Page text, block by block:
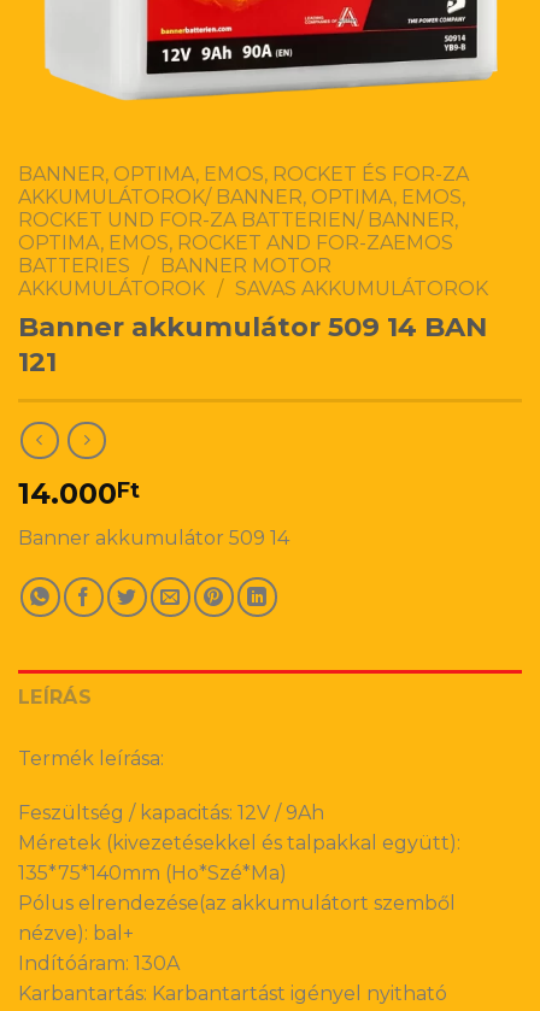
BANNER, OPTIMA, EMOS, ROCKET ÉS FOR-ZA
AKKUMULÁTOROK/ BANNER, OPTIMA, EMOS,
ROCKET UND FOR-ZA BATTERIEN/ BANNER,
OPTIMA, EMOS, ROCKET AND FOR-ZAEMOS
BATTERIES /
BANNER MOTOR
AKKUMULÁTOROK / SAVAS AKKUMULÁTOROK
Banner akkumulátor 509 14 BAN
121
14.000Ft
Banner akkumulátor 509 14
LEÍRÁS
Termék leírása:
Feszültség / kapacitás: 12V / 9Ah
Méretek (kivezetésekkel és talpakkal együtt):
135*75*140mm (Ho*Szé*Ma)
Pólus elrendezése(az akkumulátort szemből
nézve): bal+
Indítóáram: 130A
Karbantartás: Karbantartást igényel nyitható